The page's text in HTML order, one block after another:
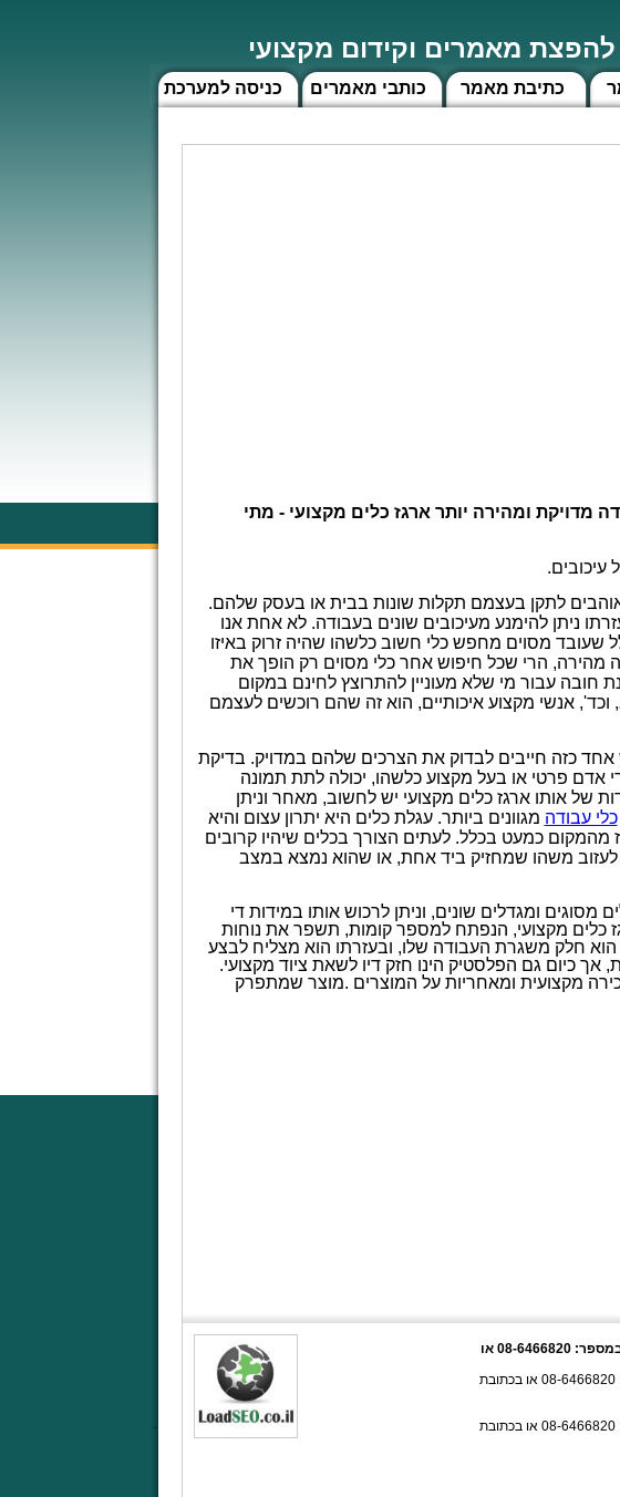
מאמרים וקידום מקצועי
כניסה למערכת כותבי מאמרים כתיבת מאמר
מדויקת ומהירה יותר ארגז כלים מקצועי - מתי
עיכובים.
לתקן בעצמם תקלות שונות בבית או בעסק שלהם.
ניתן להימנע מעיכובים שונים בעבודה. לא אחת אנו
שעובד מסוים מחפש כלי חשוב כלשהו שהיה זרוק באיזו
מהירה, הרי שכל חיפוש אחר כלי מסוים רק הופך את
עבור מי שלא מעוניין להתרוצץ לחינם במקום
אנשי מקצוע איכותיים, הוא זה שהם רוכשים לעצמם
אחד כזה חייבים לבדוק את הצרכים שלהם במדויק. בדיקת
אדם פרטי או בעל מקצוע כלשהו, יכולה לתת תמונה
של אותו ארגז כלים מקצועי יש לחשוב, מאחר וניתן
כלי עבודה מגוונים ביותר. עגלת כלים היא יתרון עצום והיא
מהמקום כמעט בכלל. לעתים הצורך בכלים שיהיו קרובים
משהו שמחזיק ביד אחת, או שהוא נמצא במצב
ומגדלים שונים, וניתן לרכוש אותו במידות די
כלים מקצועי, הנפתח למספר קומות, תשפר את נוחות
הוא חלק משגרת העבודה שלו, ובעזרתו הוא מצליח לבצע
אך כיום גם הפלסטיק הינו חזק דיו לשאת ציוד מקצועי.
מקצועית ומאחריות על המוצרים .מוצר שמתפרק
LoadSEO חברת מתמחה בתחום קידום אתרים באינטרנט. לפרטים אנא צרו קשר טלפוני במספר: 08-6466820 או
LoadSEO חברת מתמחה בתחום קידום אתרים באינטרנט. לפרטים אנא צרו קשר טלפוני במספר: 08-6466820 או בכתובת
LoadSEO חברת מתמחה בתחום קידום אתרים באינטרנט. לפרטים אנא צרו קשר טלפוני במספר: 08-6466820 או בכתובת